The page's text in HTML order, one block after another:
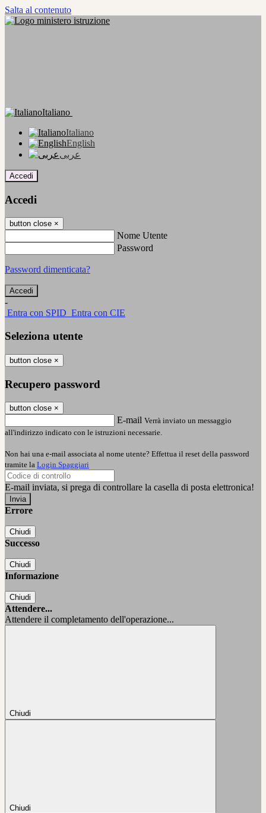
Salta al contenuto
Italiano
Italiano
English
عربى
Accedi
Accedi
button close ×
Nome Utente
Password
Password dimenticata?
-
Entra con SPID Entra con CIE
Seleziona utente
button close ×
Recupero password
button close ×
E-mail Verrà inviato un messaggio
all'indirizzo indicato con le istruzioni necessarie.
Non hai una e-mail associata al nome utente? Effettua il reset della password
tramite la Login Spaggiari
E-mail inviata, si prega di controllare la casella di posta elettronica!
Errore
Chiudi
Successo
Chiudi
Informazione
Chiudi
Attendere...
Attendere il completamento dell'operazione...
Chiudi
Chiudi